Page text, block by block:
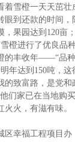
着雪橙一天天茁壮
眼到还款的时间
，果园达到120亩
橙进行了优良品
的丰收年——“品
年达到150吨，
的致富路，是党
们家已在当地购
火，有滋有味。
区幸福工程项目